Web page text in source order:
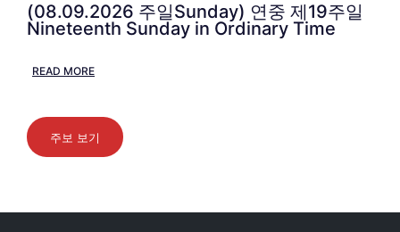
(08.09.2026 주일Sunday) 연중 제19주일
Nineteenth Sunday in Ordinary Time
READ MORE
주보 보기